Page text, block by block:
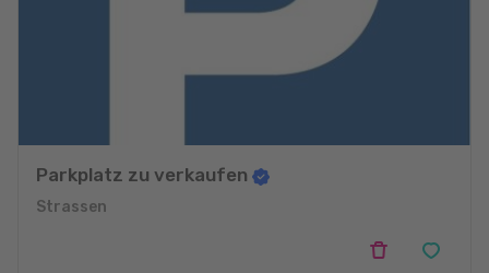
Parkplatz zu verkaufen
Strassen